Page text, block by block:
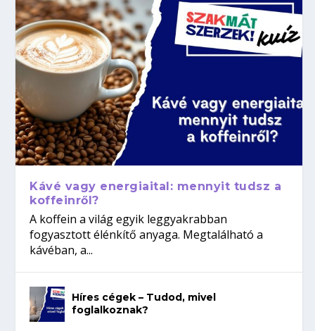
Kávé vagy energiaital: mennyit tudsz a
koffeinről?
A koffein a világ egyik leggyakrabban
fogyasztott élénkítő anyaga. Megtalálható a
kávéban, a...
Híres cégek – Tudod, mivel
foglalkoznak?